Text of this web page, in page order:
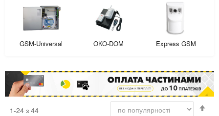
GSM-Universal OKO-DOM Express GSM
1-24 з 44